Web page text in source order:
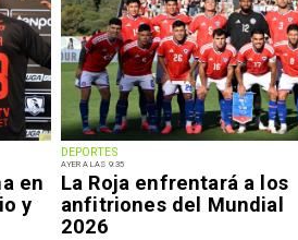
en
y
DEPORTES
AYER A LAS 9:35
La Roja enfrentará a los
anfitriones del Mundial
2026